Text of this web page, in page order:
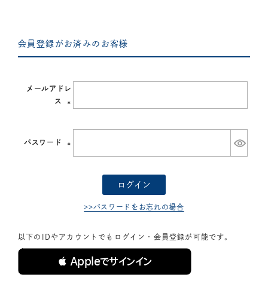
会員登録がお済みのお客様
メールアドレ
ス
須)
パスワード
(必
ログイン
>>パスワードをお忘れの場合
以下のIDやアカウントでもログイン・会員登録が可能です。
 Appleでサインイン